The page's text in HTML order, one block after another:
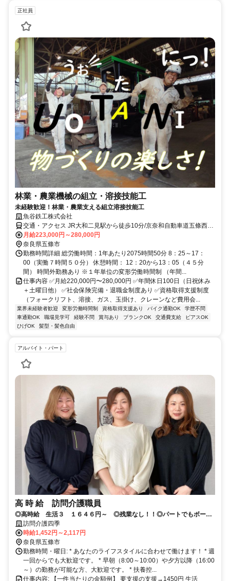
正社員
林業・農業機械の組立・溶接技能工
未経験歓迎！林業・農業支える組立溶接技能工
魚谷鉄工株式会社
交通・アクセス JR大和二見駅から徒歩10分/京奈和自動車道五條西イ
ンター近く
月給223,000円～280,000円
奈良県五條市
勤務時間詳細 総労働時間：1年あたり2075時間50分 8：25～17：
00（実働７時間５０分） 休憩時間： 12：20から13：05（４５分
間） 時間外勤務あり ※１年単位の変形労働時間制 （年間...
仕事内容 ✅月給220,000円〜280,000円 ✅年間休日100日（日祝休み
＋土曜日他） ✅社会保険完備・退職金制度あり ✅資格取得支援制度
（フォークリフト、溶接、ガス、玉掛け、クレーンなど費用会...
業界未経験者歓迎 変形労働時間制 資格取得支援あり バイク通勤OK
学歴不問
車通勤OK
職場見学可 経験不問 賞与あり ブランクOK 交通費支給
ピアスOK
ひげOK
髪型・髪色自由
アルバイト・パート
高 時 給 訪問介護職員
◎高時給 生活３ １６４６円～ ◎残業なし！！◎パートでもボーナ
ス支給実績あり！◎Wワーク・単発勤務歓迎！！土日祝日夜間手当あ
り！！
訪問介護四季
時給1,452円～2,117円
奈良県五條市
勤務時間・曜日: * あなたのライフスタイルに合わせて働けます！ * 週
一回からでも大歓迎です。 * 早朝（8:00～10:00）や夕方以降（16:00
～）の勤務が可能な方、大歓迎です。 * 扶養控...
仕事内容: 【一件当たりの金額例】 要支援の支援→1450円 生活